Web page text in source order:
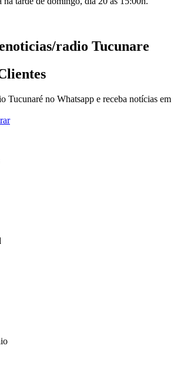
radio Tucunare
Tucunaré no Whatsapp e receba notícias em